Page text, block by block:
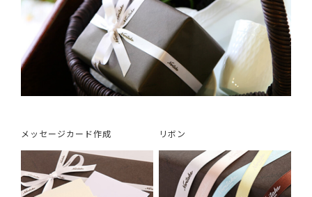
メッセージカード作成 リボン